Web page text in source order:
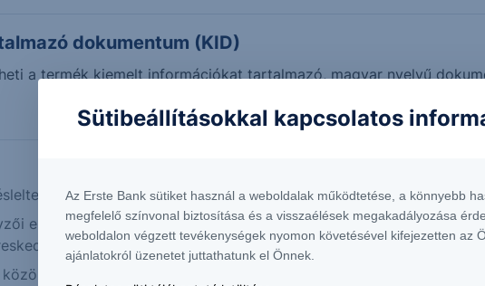
dokumentum (KID)
a termék kiemelt információkat tartalmazó, magyar nyelvű
értékeket mutatnak. Adatok forrása: Refinitiv, Erste
eladási ár" értékek megfelelnek a legjobb árjegyzői
nap utolsó árjegyzői vételi árának különbségét mutatják.
alaptermék árfolyamok és az ebből számított tőkeáttétel
Sütibeállításokkal kapcsolatos
Az Erste Bank sütiket használ a weboldalak működtetése, a könnyebb
megfelelő színvonal biztosítása és a visszaélések megakadályozása
weboldalon végzett tevékenységek nyomon követésével kifejezetten az
ajánlatokról üzenetet juttathatunk el Önnek.